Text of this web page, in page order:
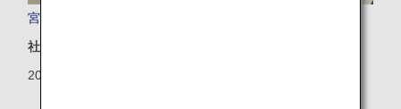
宮古空港をより身近な存在に
社会地域
2024/10/24